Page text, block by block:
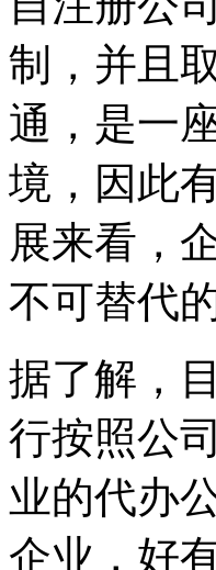
制，并且
通，是一
境，因此
展来看，
不可替代
据了解，
行按照公
业的代办
企业，好